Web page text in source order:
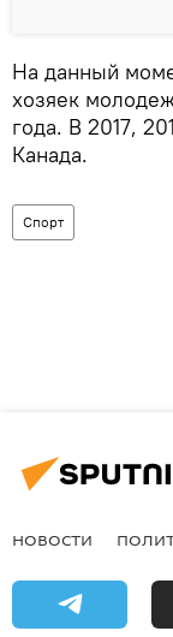
На данный
хозяек
года. В 2017,
Канада.
Спорт
НОВОСТИ